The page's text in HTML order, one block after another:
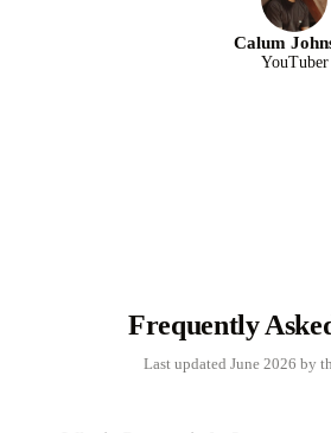
Calum
YouTuber
Frequently
Last updated June 2026 by